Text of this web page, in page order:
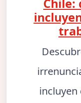
Chile:
incluyen